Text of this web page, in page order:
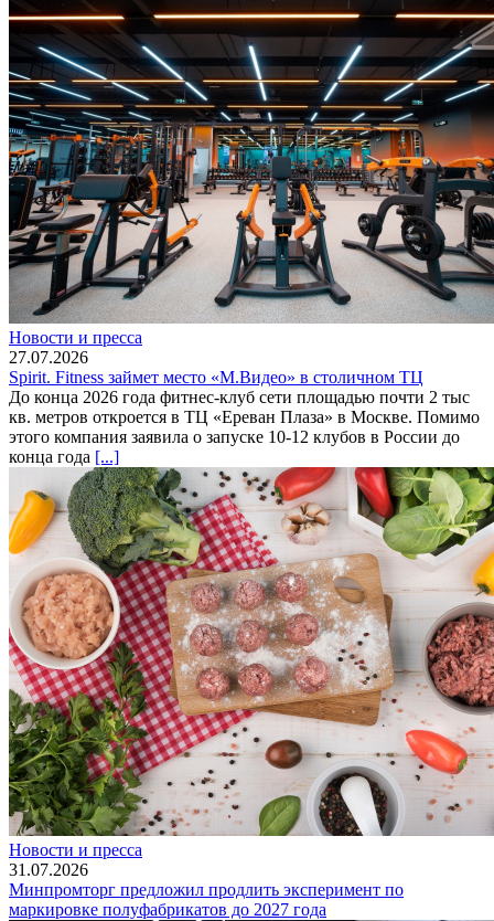
Новости и пресса
27.07.2026
Spirit. Fitness займет место «М.Видео» в столичном ТЦ
До конца 2026 года фитнес-клуб сети площадью почти 2 тыс
кв. метров откроется в ТЦ «Ереван Плаза» в Москве. Помимо
этого компания заявила о запуске 10-12 клубов в России до
конца года [...]
Новости и пресса
31.07.2026
Минпромторг предложил продлить эксперимент по
маркировке полуфабрикатов до 2027 года